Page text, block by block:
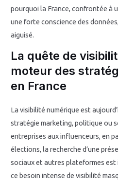
pourquoi la France, confrontée à
une forte conscience des
aiguisé.
La quête de
moteur des
en France
La visibilité numérique est
stratégie marketing, politique ou
entreprises aux influenceurs, en
élections, la recherche d’une
sociaux et autres plateformes
ce besoin intense de visibilité